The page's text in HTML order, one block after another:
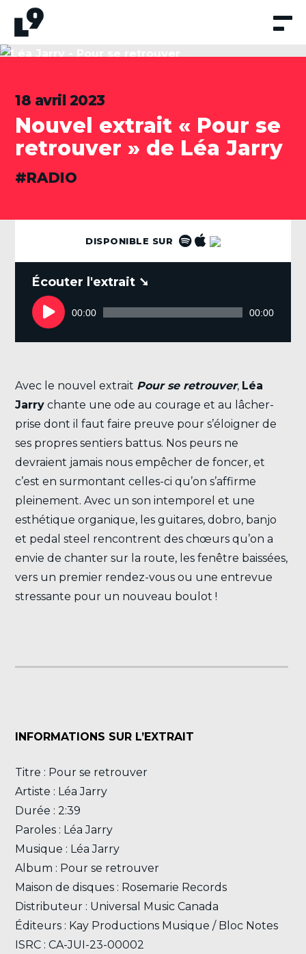
contenu
18 avril 2023
Nouvel extrait « Pour se
retrouver » de Léa Jarry
RADIO
DISPONIBLE SUR
Lecteur
audio
00:00 00:00
Avec le nouvel extrait Pour se retrouver, Léa
Jarry chante une ode au courage et au lâcher-
prise dont il faut faire preuve pour s’éloigner de
ses propres sentiers battus. Nos peurs ne
devraient jamais nous empêcher de foncer, et
c’est en surmontant celles-ci qu’on s’affirme
pleinement. Avec un son intemporel et une
esthétique organique, les guitares, dobro, banjo
et pedal steel rencontrent des chœurs qu’on a
envie de chanter sur la route, les fenêtre baissées,
vers un premier rendez-vous ou une entrevue
stressante pour un nouveau boulot !
INFORMATIONS SUR L’EXTRAIT
Titre : Pour se retrouver
Artiste : Léa Jarry
Durée : 2:39
Paroles : Léa Jarry
Musique : Léa Jarry
Album : Pour se retrouver
Maison de disques : Rosemarie Records
Distributeur : Universal Music Canada
Éditeurs : Kay Productions Musique / Bloc Notes
ISRC : CA-JUI-23-00002